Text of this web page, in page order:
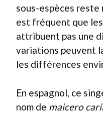
sous-espèces reste
est fréquent que
attribuent pas une
variations peuvent
les différences
En espagnol, ce
nom de maicero